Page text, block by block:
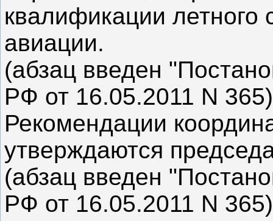
квалификации летного
авиации.
(абзац введен
РФ от 16.05.2011 N 365)
Рекомендации
утверждаются
(абзац введен
РФ от 16.05.2011 N 365)